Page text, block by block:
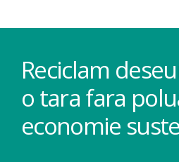
Reciclam
o tara fara
economie